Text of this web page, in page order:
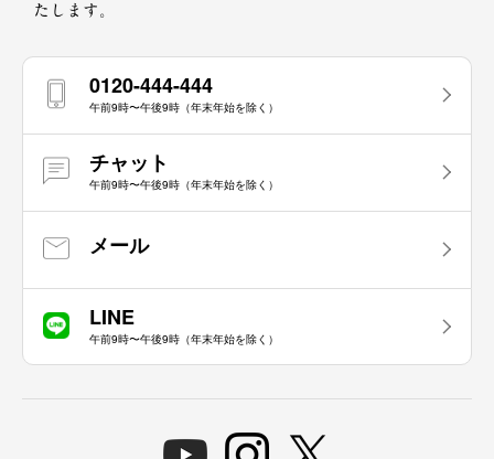
たします。
0120-444-444
午前9時〜午後9時（年末年始を除く）
チャット
午前9時〜午後9時（年末年始を除く）
メール
LINE
午前9時〜午後9時（年末年始を除く）